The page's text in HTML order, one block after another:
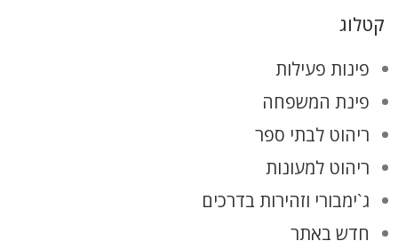
קטלוג
פינות פעילות
פינת המשפחה
ריהוט לבתי ספר
ריהוט למעונות
ג`ימבורי וזהירות בדרכים
חדש באתר